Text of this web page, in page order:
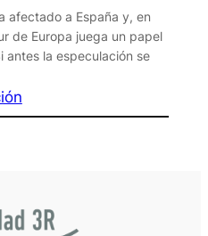
afectado a España y, en
de Europa juega un papel
antes la especulación se